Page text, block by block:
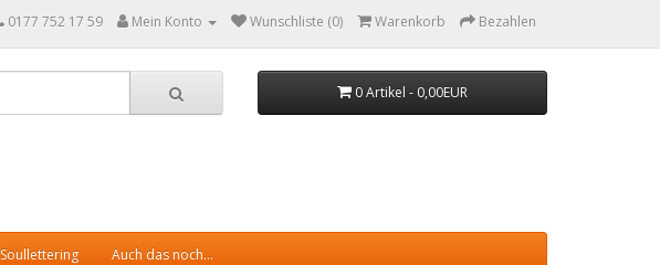
0177 752 17 59 Mein Konto Wunschliste (0) Warenkorb Bezahlen
0 Artikel - 0,00EUR
Soullettering Auch das noch...